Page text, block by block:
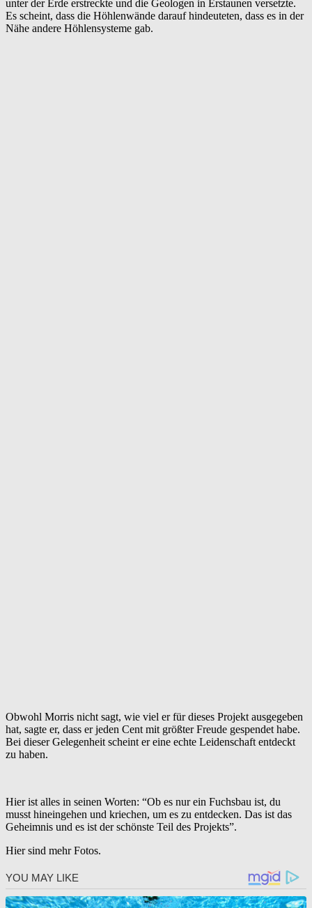
unter der Erde erstreckte und die Geologen in Erstaunen versetzte.
Es scheint, dass die Höhlenwände darauf hindeuteten, dass es in der
Nähe andere Höhlensysteme gab.
Obwohl Morris nicht sagt, wie viel er für dieses Projekt ausgegeben
hat, sagte er, dass er jeden Cent mit größter Freude gespendet habe.
Bei dieser Gelegenheit scheint er eine echte Leidenschaft entdeckt
zu haben.
Hier ist alles in seinen Worten: “Ob es nur ein Fuchsbau ist, du
musst hineingehen und kriechen, um es zu entdecken. Das ist das
Geheimnis und es ist der schönste Teil des Projekts”.
Hier sind mehr Fotos.